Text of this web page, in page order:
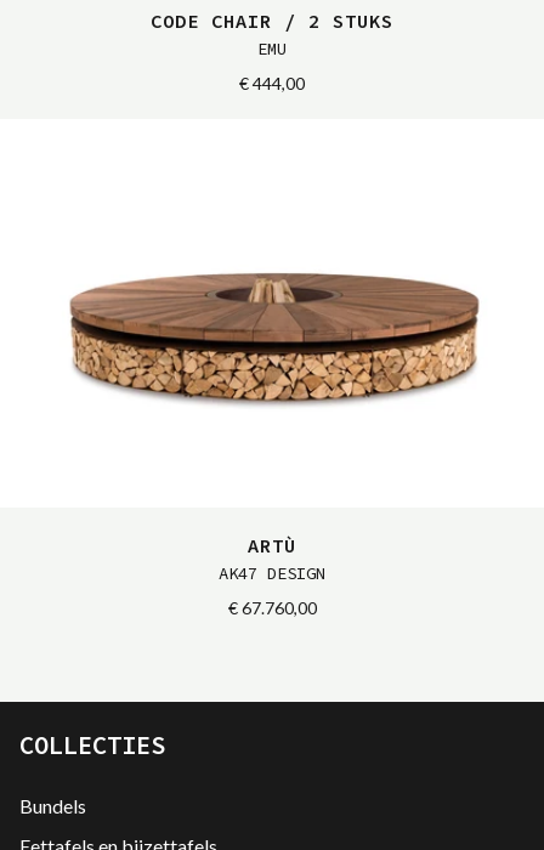
CODE CHAIR / 2 STUKS
EMU
€ 444,00
ARTÙ
AK47 DESIGN
€ 67.760,00
COLLECTIES
Bundels